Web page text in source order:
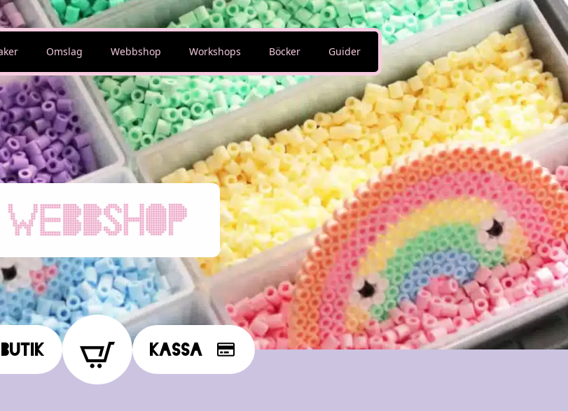
Omslag Webbshop Workshops Böcker Guider
Butik Kassa